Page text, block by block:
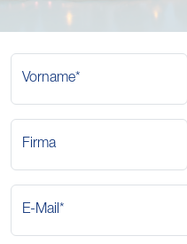
Vorname*
Firma
E-Mail*